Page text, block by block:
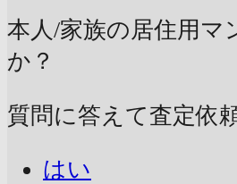
本人/家族の居住用マ
か？
質問に答えて査定依
はい